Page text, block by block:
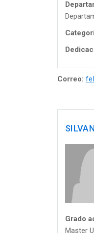
Correo:
Grado
Master